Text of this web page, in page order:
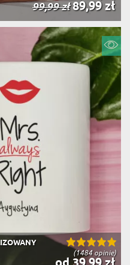
99,99 zł89,99 zł
(1484 opinie)